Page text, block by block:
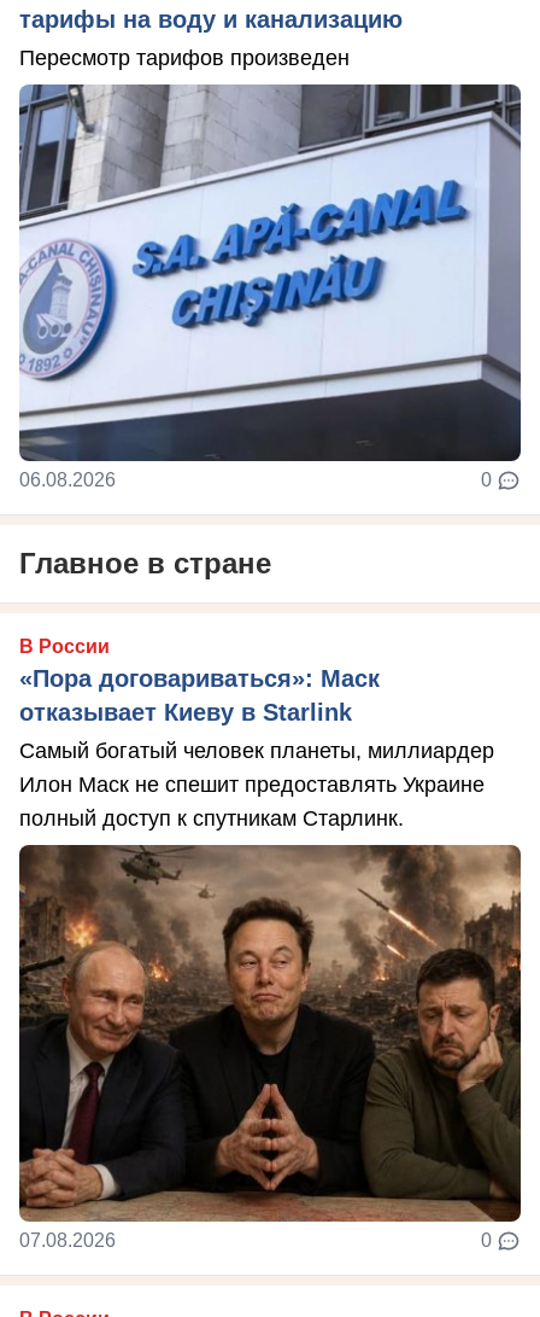
тарифы на воду и канализацию
Пересмотр тарифов произведен
06.08.2026 0
Главное в стране
В России
«Пора договариваться»: Маск
отказывает Киеву в Starlink
Самый богатый человек планеты, миллиардер
Илон Маск не спешит предоставлять Украине
полный доступ к спутникам Старлинк.
07.08.2026 0